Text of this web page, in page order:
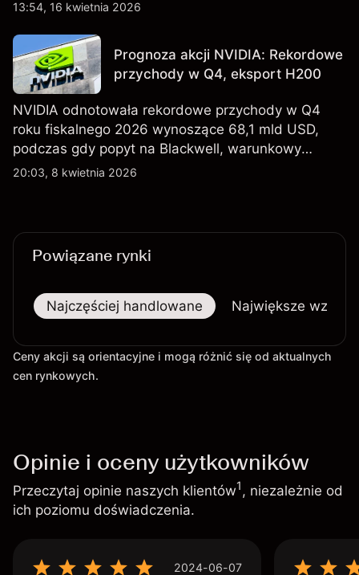
zewnętrznych analityków.
13:54, 16 kwietnia 2026
Prognoza akcji NVIDIA: Rekordowe
przychody w Q4, eksport H200
NVIDIA odnotowała rekordowe przychody w Q4
roku fiskalnego 2026 wynoszące 68,1 mld USD,
podczas gdy popyt na Blackwell, warunkowy
eksport H200 do Chin oraz osłabienie szerszego
20:03, 8 kwietnia 2026
Powiązane rynki
Najczęściej handlowane Największe wzrosty
Ceny akcji są orientacyjne i mogą różnić się od aktualnych
cen rynkowych.
Opinie i oceny użytkowników
Przeczytaj opinie naszych klientów1, niezależnie od
ich poziomu doświadczenia.
2024-06-07